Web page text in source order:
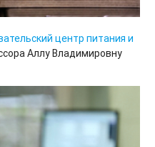
центр питания и
Аллу Владимировну